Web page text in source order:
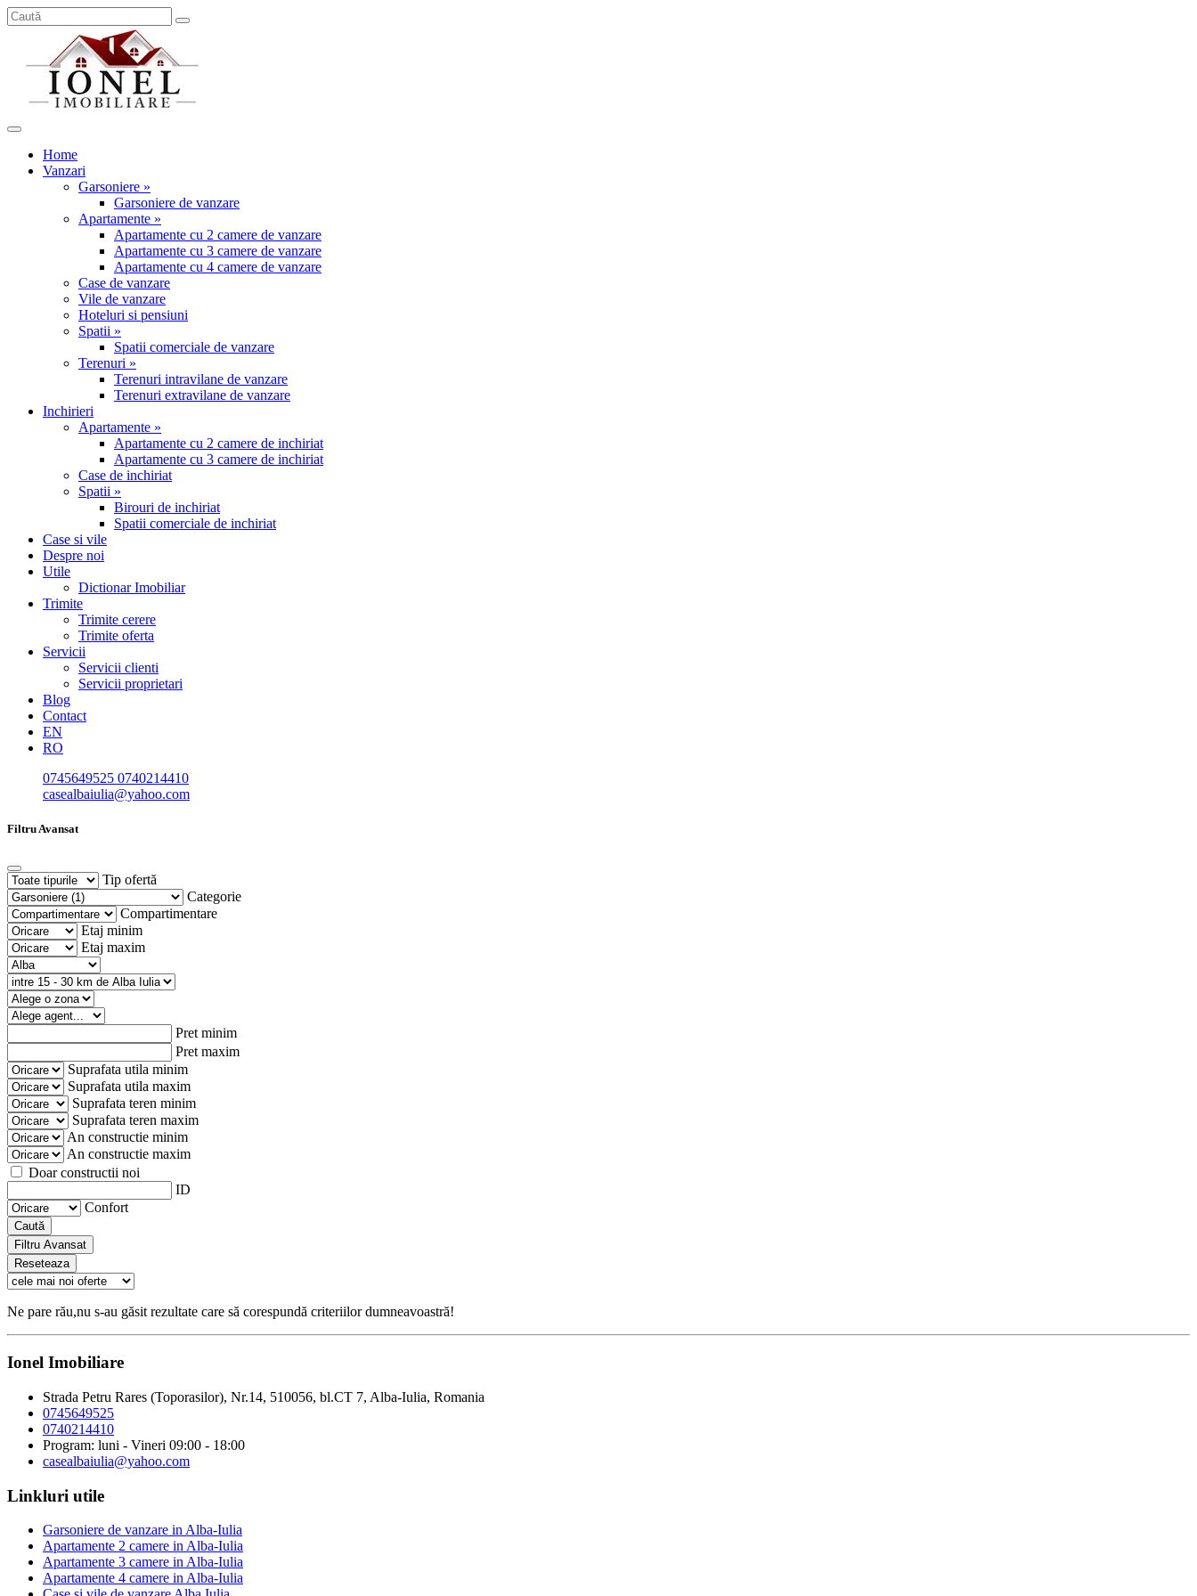
Home
Vanzari
Garsoniere »
Garsoniere de vanzare
Apartamente »
Apartamente cu 2 camere de vanzare
Apartamente cu 3 camere de vanzare
Apartamente cu 4 camere de vanzare
Case de vanzare
Vile de vanzare
Hoteluri si pensiuni
Spatii »
Spatii comerciale de vanzare
Terenuri »
Terenuri intravilane de vanzare
Terenuri extravilane de vanzare
Inchirieri
Apartamente »
Apartamente cu 2 camere de inchiriat
Apartamente cu 3 camere de inchiriat
Case de inchiriat
Spatii »
Birouri de inchiriat
Spatii comerciale de inchiriat
Case si vile
Despre noi
Utile
Dictionar Imobiliar
Trimite
Trimite cerere
Trimite oferta
Servicii
Servicii clienti
Servicii proprietari
Blog
Contact
EN
RO
0745649525 0740214410
casealbaiulia@yahoo.com
Filtru Avansat
Tip ofertă
Categorie
Compartimentare
Etaj minim
Etaj maxim
Pret minim
Pret maxim
Suprafata utila minim
Suprafata utila maxim
Suprafata teren minim
Suprafata teren maxim
An constructie minim
An constructie maxim
Doar constructii noi
ID
Confort
Caută
Filtru Avansat
Reseteaza
Ne pare rău,nu s-au găsit rezultate care să corespundă criteriilor dumneavoastră!
Ionel Imobiliare
Strada Petru Rares (Toporasilor), Nr.14, 510056, bl.CT 7, Alba-Iulia, Romania
0745649525
0740214410
Program: luni - Vineri 09:00 - 18:00
casealbaiulia@yahoo.com
Linkluri utile
Garsoniere de vanzare in Alba-Iulia
Apartamente 2 camere in Alba-Iulia
Apartamente 3 camere in Alba-Iulia
Apartamente 4 camere in Alba-Iulia